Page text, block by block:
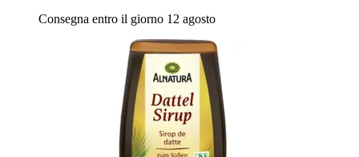
Consegna entro il giorno 12 agosto